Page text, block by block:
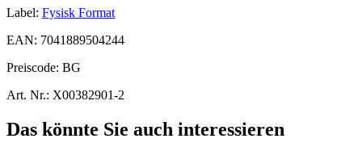
Label: Fysisk Format
EAN: 7041889504244
Preiscode: BG
Art. Nr.: X00382901-2
Das könnte Sie auch interessieren